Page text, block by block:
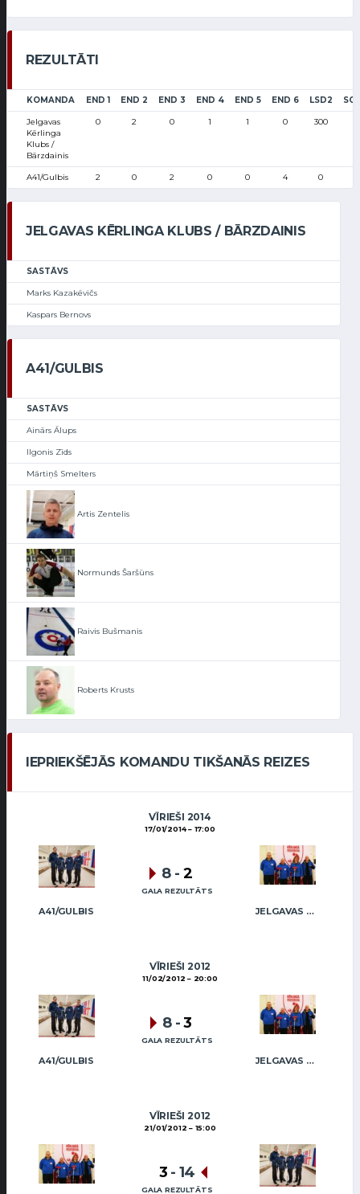
REZULTĀTI
KOMANDA END 1 END 2 END 3 END 4 END 5 END 6 LSD2
Jelgavas
Kērlinga
Klubs /
Bārzdainis
0 2 0 1 1 0 300
A41/Gulbis 2 0 2 0 0 4 0
JELGAVAS KĒRLINGA KLUBS / BĀRZDAINIS
SASTĀVS
Marks Kazakēvičs
Kaspars Bernovs
A41/GULBIS
SASTĀVS
Ainārs Ālups
Ilgonis Zīds
Mārtiņš Smelters
Artis Zentelis
Normunds Šaršūns
Raivis Bušmanis
Roberts Krusts
IEPRIEKŠĒJĀS KOMANDU TIKŠANĀS REIZES
VĪRIEŠI 2014
17/01/2014 17:00
A41/GULBIS JELGAVAS KĒRLINGA KLUBS / BĀRZDAINIS
8 - 2
GALA REZULTĀTS
VĪRIEŠI 2012
11/02/2012 20:00
A41/GULBIS JELGAVAS KĒRLINGA KLUBS / BĀRZDAINIS
8 -3
GALA REZULTĀTS
VĪRIEŠI 2012
21/01/2012 15:00
3 - 14
GALA REZULTĀTS